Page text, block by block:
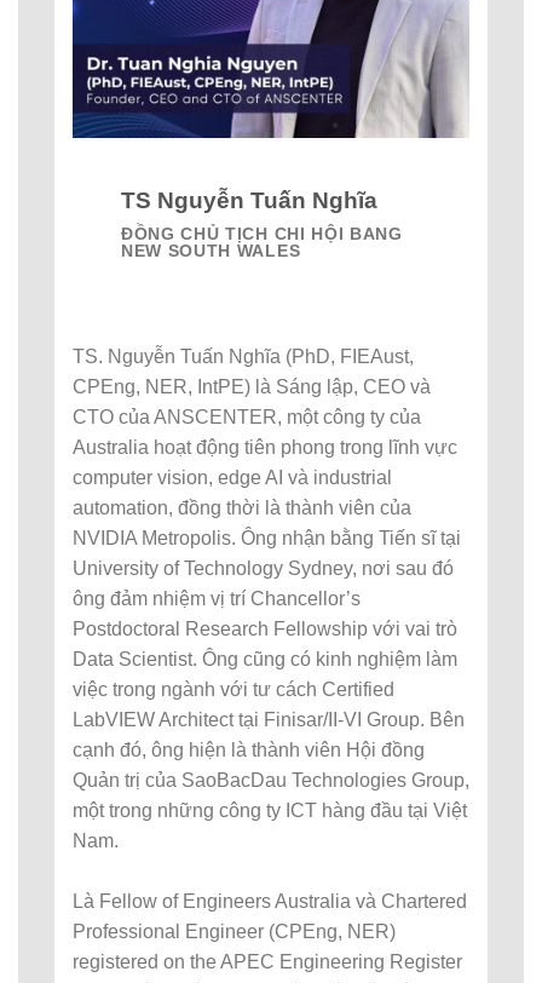
TS Nguyễn Tuấn Nghĩa
ĐỒNG CHỦ TỊCH CHI HỘI BANG
NEW SOUTH WALES
TS. Nguyễn Tuấn Nghĩa (PhD, FIEAust,
CPEng, NER, IntPE) là Sáng lập, CEO và
CTO của ANSCENTER, một công ty của
Australia hoạt động tiên phong trong lĩnh vực
computer vision, edge AI và industrial
automation, đồng thời là thành viên của
NVIDIA Metropolis. Ông nhận bằng Tiến sĩ tại
University of Technology Sydney, nơi sau đó
ông đảm nhiệm vị trí Chancellor’s
Postdoctoral Research Fellowship với vai trò
Data Scientist. Ông cũng có kinh nghiệm làm
việc trong ngành với tư cách Certified
LabVIEW Architect tại Finisar/II-VI Group. Bên
cạnh đó, ông hiện là thành viên Hội đồng
Quản trị của SaoBacDau Technologies Group,
một trong những công ty ICT hàng đầu tại Việt
Nam.
Là Fellow of Engineers Australia và Chartered
Professional Engineer (CPEng, NER)
registered on the APEC Engineering Register